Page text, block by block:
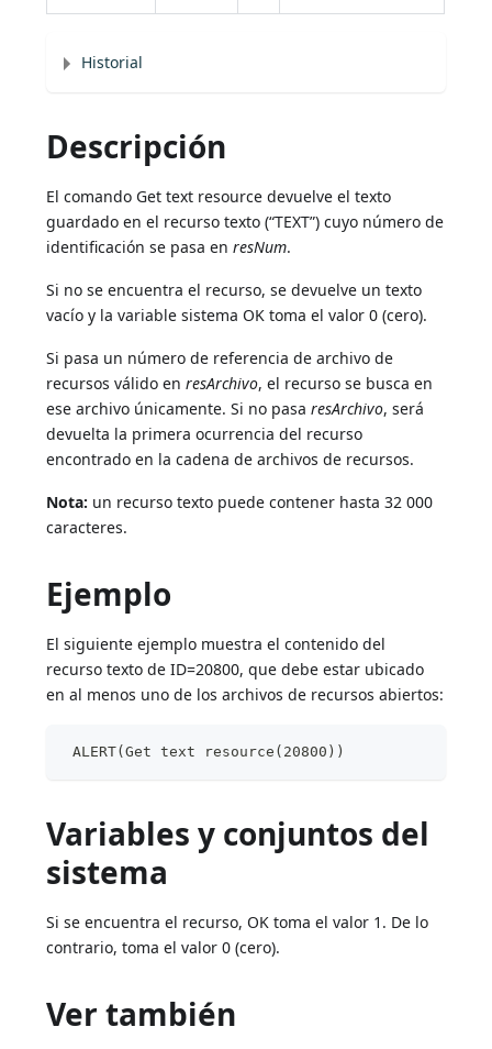
Historial
Descripción
El comando Get text resource devuelve el texto
guardado en el recurso texto (“TEXT”) cuyo número de
identificación se pasa enresNum.
Si no se encuentra el recurso, se devuelve un texto
vacío y la variable sistema OK toma el valor 0 (cero).
Si pasa un número de referencia de archivo de
recursos válido enresArchivo, el recurso se busca en
ese archivo únicamente. Si no pasaresArchivo, será
devuelta la primera ocurrencia del recurso
encontrado en la cadena de archivos de recursos.
Nota: un recurso texto puede contener hasta 32 000
caracteres.
Ejemplo
El siguiente ejemplo muestra el contenido del
recurso texto de ID=20800, que debe estar ubicado
en al menos uno de los archivos de recursos abiertos:
ALERT(Get text resource(20800))
Variables y conjuntos del
sistema
Si se encuentra el recurso, OK toma el valor 1. De lo
contrario, toma el valor 0 (cero).
Ver también